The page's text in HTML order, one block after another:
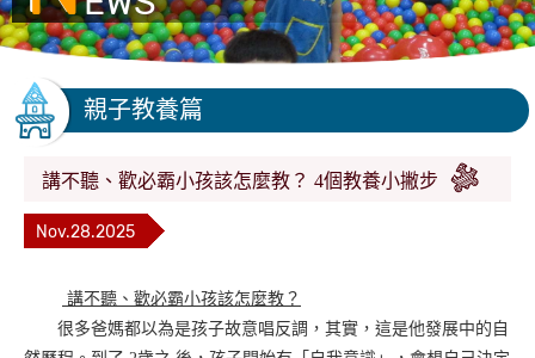
親子教養篇
講不聽、歡必霸小孩該怎麼教？ 4個教養小撇步
Nov.28.2025
講不聽、歡必霸小孩該怎麼教？
很多爸媽都以為是孩子故意唱反調，其實，這是他發展中的自